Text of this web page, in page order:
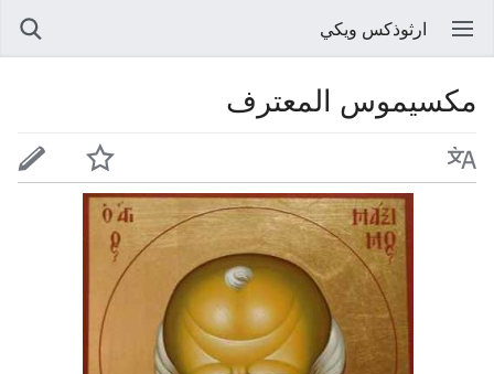
ارثوذكس ويكي
مكسيموس المعترف